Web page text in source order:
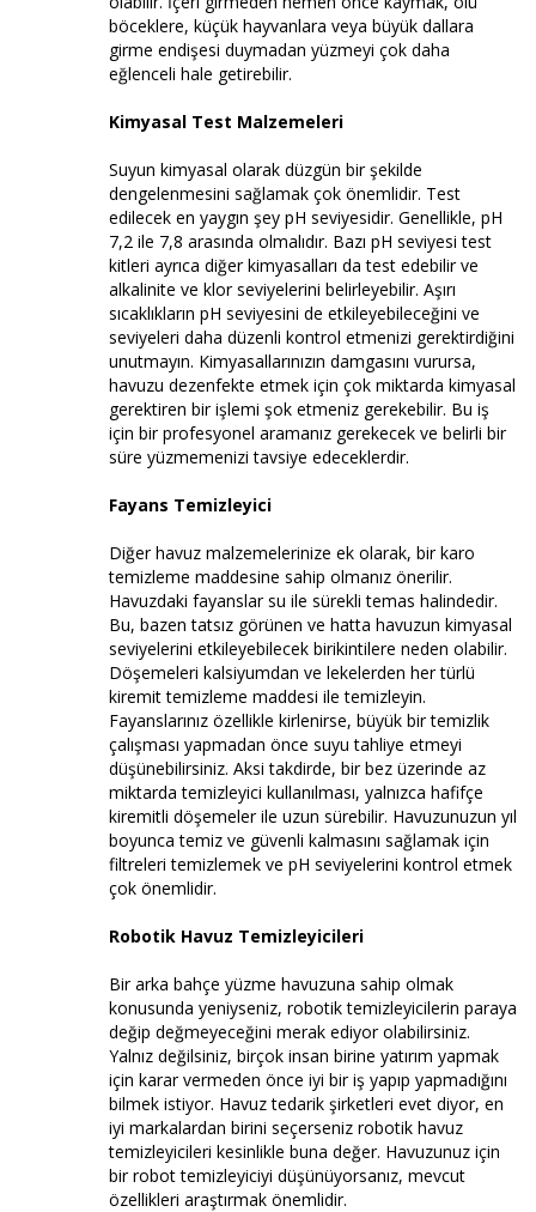
böceklere, küçük hayvanlara veya büyük dallara
girme endişesi duymadan yüzmeyi çok daha
eğlenceli hale getirebilir.
Kimyasal Test Malzemeleri
Suyun kimyasal olarak düzgün bir şekilde
dengelenmesini sağlamak çok önemlidir. Test
edilecek en yaygın şey pH seviyesidir. Genellikle, pH
7,2 ile 7,8 arasında olmalıdır. Bazı pH seviyesi test
kitleri ayrıca diğer kimyasalları da test edebilir ve
alkalinite ve klor seviyelerini belirleyebilir. Aşırı
sıcaklıkların pH seviyesini de etkileyebileceğini ve
seviyeleri daha düzenli kontrol etmenizi gerektirdiğini
unutmayın. Kimyasallarınızın damgasını vurursa,
havuzu dezenfekte etmek için çok miktarda kimyasal
gerektiren bir işlemi şok etmeniz gerekebilir. Bu iş
için bir profesyonel aramanız gerekecek ve belirli bir
süre yüzmemenizi tavsiye edeceklerdir.
Fayans Temizleyici
Diğer havuz malzemelerinize ek olarak, bir karo
temizleme maddesine sahip olmanız önerilir.
Havuzdaki fayanslar su ile sürekli temas halindedir.
Bu, bazen tatsız görünen ve hatta havuzun kimyasal
seviyelerini etkileyebilecek birikintilere neden olabilir.
Döşemeleri kalsiyumdan ve lekelerden her türlü
kiremit temizleme maddesi ile temizleyin.
Fayanslarınız özellikle kirlenirse, büyük bir temizlik
çalışması yapmadan önce suyu tahliye etmeyi
düşünebilirsiniz. Aksi takdirde, bir bez üzerinde az
miktarda temizleyici kullanılması, yalnızca hafifçe
kiremitli döşemeler ile uzun sürebilir. Havuzunuzun yıl
boyunca temiz ve güvenli kalmasını sağlamak için
filtreleri temizlemek ve pH seviyelerini kontrol etmek
çok önemlidir.
Robotik Havuz Temizleyicileri
Bir arka bahçe yüzme havuzuna sahip olmak
konusunda yeniyseniz, robotik temizleyicilerin paraya
değip değmeyeceğini merak ediyor olabilirsiniz.
Yalnız değilsiniz, birçok insan birine yatırım yapmak
için karar vermeden önce iyi bir iş yapıp yapmadığını
bilmek istiyor. Havuz tedarik şirketleri evet diyor, en
iyi markalardan birini seçerseniz robotik havuz
temizleyicileri kesinlikle buna değer. Havuzunuz için
bir robot temizleyiciyi düşünüyorsanız, mevcut
özellikleri araştırmak önemlidir.